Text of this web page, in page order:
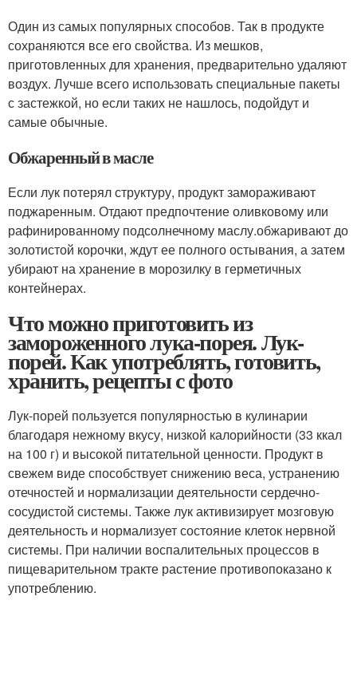
Один из самых популярных способов. Так в продукте
сохраняются все его свойства. Из мешков,
приготовленных для хранения, предварительно удаляют
воздух. Лучше всего использовать специальные пакеты
с застежкой, но если таких не нашлось, подойдут и
самые обычные.
Обжаренный в масле
Если лук потерял структуру, продукт замораживают
поджаренным. Отдают предпочтение оливковому или
рафинированному подсолнечному маслу.обжаривают до
золотистой корочки, ждут ее полного остывания, а затем
убирают на хранение в морозилку в герметичных
контейнерах.
Что можно приготовить из
замороженного лука-порея. Лук-
порей. Как употреблять, готовить,
хранить, рецепты с фото
Лук-порей пользуется популярностью в кулинарии
благодаря нежному вкусу, низкой калорийности (33 ккал
на 100 г) и высокой питательной ценности. Продукт в
свежем виде способствует снижению веса, устранению
отечностей и нормализации деятельности сердечно-
сосудистой системы. Также лук активизирует мозговую
деятельность и нормализует состояние клеток нервной
системы. При наличии воспалительных процессов в
пищеварительном тракте растение противопоказано к
употреблению.